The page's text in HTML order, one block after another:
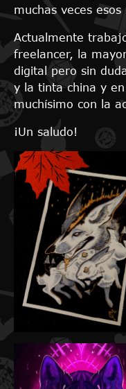
muchas veces esos
Actualmente
freelancer, la
digital pero sin
y la tinta china y
muchísimo con la
¡Un saludo!